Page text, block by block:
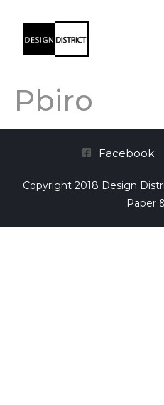
Pbiro
Facebook
Copyright 2018 Design
Paper